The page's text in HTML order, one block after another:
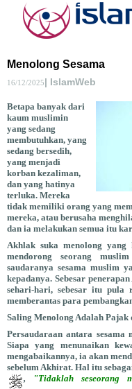
Menolong Sesama
16/12/2025| IslamWeb
Betapa banyak dari
kaum muslimin
yang sedang
membutuhkan, yang
sedang bersedih,
yang menjadi
korban kezaliman,
dan yang hatinya
terluka. Mereka
tidak memiliki orang yang
mereka, atau berusaha
dan ia melakukan semua itu
Akhlak suka menolong
mendorong seorang
saudaranya sesama muslim
kepadanya. Sebesar
sehari-hari, sebesar itu pula
memberantas para
Saling Menolong Adalah Pajak
Persaudaraan antara sesama
Siapa yang menunaikan
mengabaikannya, ia akan
sebelum Akhirat. Hal itu
,
"Tidaklah seseorang